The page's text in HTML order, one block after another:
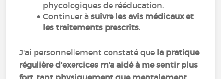
phycologiques de rééducation.
Continuer à suivre les avis médicaux et
les traitements prescrits.
J'ai personnellement constaté que la pratique
régulière d'exercices m'a aidé à me sentir plus
fort, tant physiquement que mentalement.